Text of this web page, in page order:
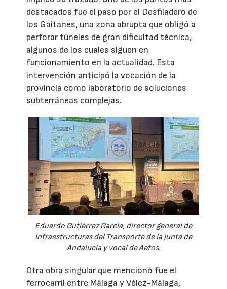
destacados fue el paso por el Desfiladero de
los Gaitanes, una zona abrupta que obligó a
perforar túneles de gran dificultad técnica,
algunos de los cuales siguen en
funcionamiento en la actualidad. Esta
intervención anticipó la vocación de la
provincia como laboratorio de soluciones
subterráneas complejas.
Eduardo Gutiérrez García, director general de
Infraestructuras del Transporte de la Junta de
Andalucía y vocal de Aetos.
Otra obra singular que mencionó fue el
ferrocarril entre Málaga y Vélez-Málaga,